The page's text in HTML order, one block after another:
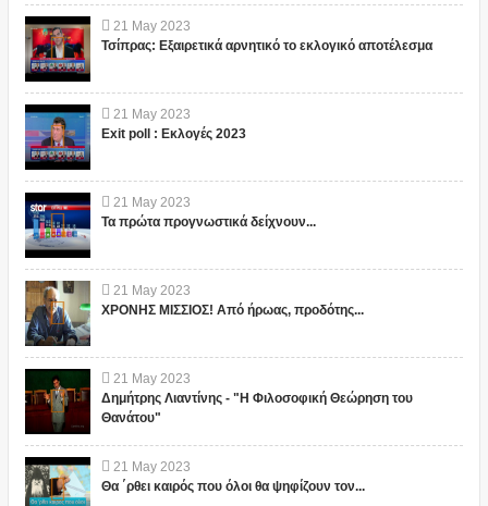
21 May 2023
Τσίπρας: Εξαιρετικά αρνητικό το εκλογικό αποτέλεσμα
21 May 2023
Exit poll : Εκλογές 2023
21 May 2023
Τα πρώτα προγνωστικά δείχνουν...
21 May 2023
ΧΡΟΝΗΣ ΜΙΣΣΙΟΣ! Από ήρωας, προδότης...
21 May 2023
Δημήτρης Λιαντίνης - "Η Φιλοσοφική Θεώρηση του
Θανάτου"
21 May 2023
Θα ΄ρθει καιρός που όλοι θα ψηφίζουν τον...